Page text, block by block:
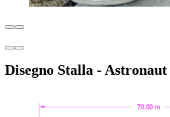
Disegno Stalla - Astronaut